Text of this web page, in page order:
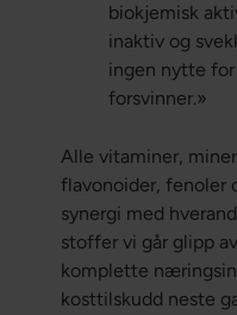
biokjemisk
inaktiv og
ingen nytte
forsvinner.»
Alle vitaminer,
flavonoider, fenoler
synergi med
stoffer vi går glipp
komplette
kosttilskudd neste